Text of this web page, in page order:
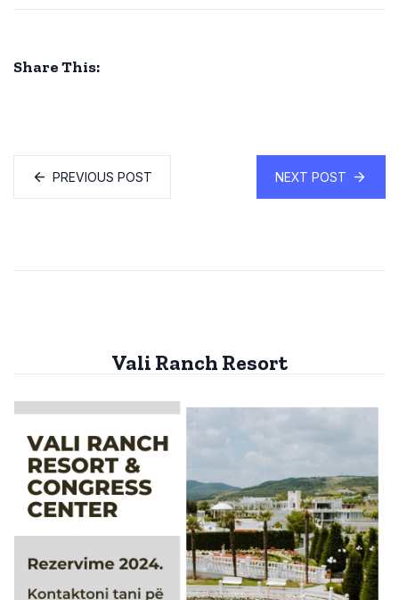
Share This:
PREVIOUS POST NEXT POST
Vali Ranch Resort